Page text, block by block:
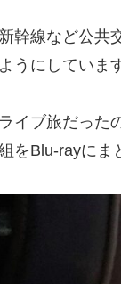
幹線など公共
うにしていま
イブ旅だった
をBlu-rayにま